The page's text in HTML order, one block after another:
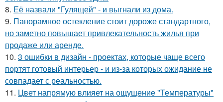
8. Её назвали "Гулящей" - и выгнали из дома.
9. Панорамное остекление стоит дороже стандартного,
но заметно повышает привлекательность жилья при
продаже или аренде.
10. 3 ошибки в дизайн - проектах, которые чаще всего
портят готовый интерьер - и из-за которых ожидание не
совпадает с реальностью.
11. Цвет напрямую влияет на ощущение "Температуры"